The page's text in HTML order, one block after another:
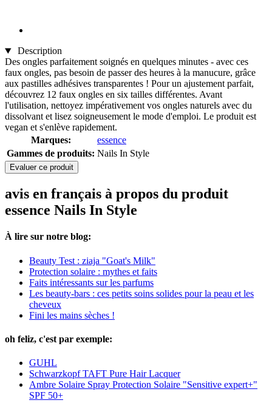
Description
Des ongles parfaitement soignés en quelques minutes - avec ces
faux ongles, pas besoin de passer des heures à la manucure, grâce
aux pastilles adhésives transparentes ! Pour un ajustement parfait,
découvrez 12 faux ongles en six tailles différentes. Avant
l'utilisation, nettoyez impérativement vos ongles naturels avec du
dissolvant et lisez soigneusement le mode d'emploi. Le produit est
vegan et s'enlève rapidement.
Marques:
essence
Gammes de produits: Nails In Style
Evaluer ce produit
avis en français à propos du produit
essence Nails In Style
À lire sur notre blog:
Beauty Test : ziaja "Goat's Milk"
Protection solaire : mythes et faits
Faits intéressants sur les parfums
Les beauty-bars : ces petits soins solides pour la peau et les
cheveux
Fini les mains sèches !
oh feliz, c'est par exemple:
GUHL
Schwarzkopf TAFT Pure Hair Lacquer
Ambre Solaire Spray Protection Solaire "Sensitive expert+"
SPF 50+